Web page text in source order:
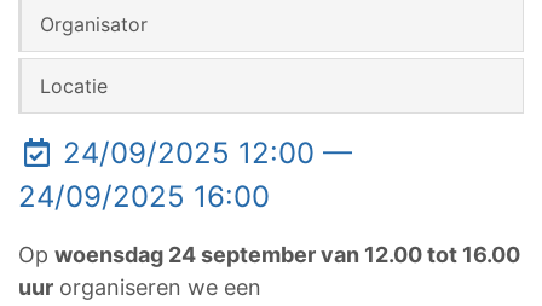
Organisator
Locatie
24/09/2025 12:00 —
24/09/2025 16:00
Op woensdag 24 september van 12.00 tot 16.00
uur organiseren we een